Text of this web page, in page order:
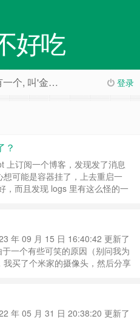
好吃
登录
几十年来, 朝鲜的领导人只有一个, 叫'金正日'; 几十年来, 天朝的领导人也只有一个, 叫'敏感词'
？
上订阅一个博客，发现发了消息
想可能是容器挂了，上去重启一
，而且发现 logs 里有这么怪的一
下没问题 程序有问题？触发了
»年 09 月 15 日 16:40:42 更新了
一个有些可笑的原因（别问我为
我买了个米家的摄像头，然后分享
本身并不提供这种功能，也不像
像头被查看的时候会有一个特殊
年 05 月 31 日 20:38:20 更新了